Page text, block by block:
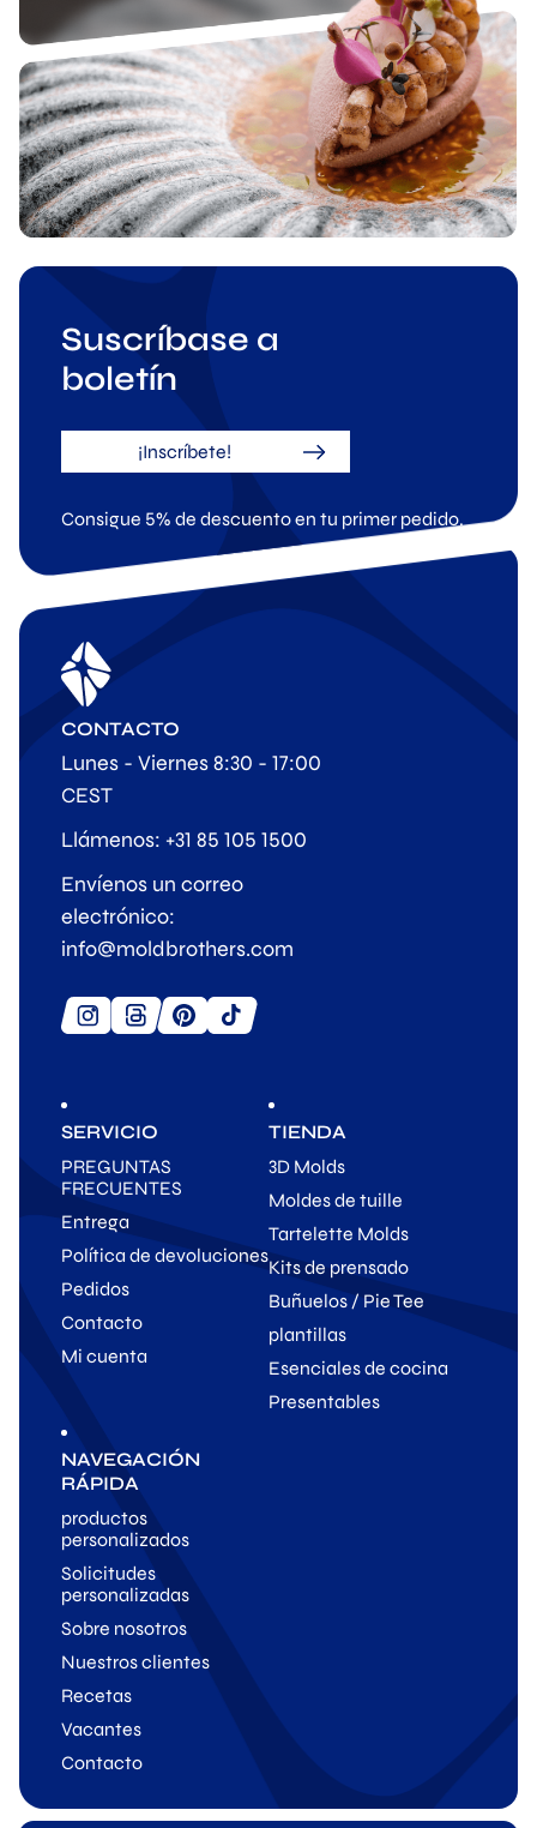
Suscríbase a
boletín
¡Inscríbete!
Consigue 5% de descuento en tu primer pedido.
SERVICIO
PREGUNTAS
FRECUENTES
Entrega
Política de devoluciones
Pedidos
Contacto
Mi cuenta
TIENDA
3D Molds
Moldes de tuille
Tartelette Molds
Kits de prensado
Buñuelos / Pie Tee
plantillas
Esenciales de cocina
Presentables
NAVEGACIÓN
RÁPIDA
productos
personalizados
Solicitudes
personalizadas
Sobre nosotros
Nuestros clientes
Recetas
Vacantes
Contacto
CONTACTO
Lunes - Viernes 8:30 - 17:00
CEST
Llámenos: +31 85 105 1500
Envíenos un correo
electrónico:
info@moldbrothers.com